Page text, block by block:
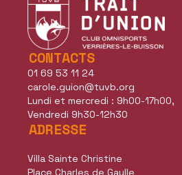
CONTACTS
01 69 53 11 24
carole.guion@tuvb.org
Lundi et mercredi : 9h00-17h00,
Vendredi 9h30-12h30
ADRESSE
Villa Sainte Christine
Place Charles de Gaulle